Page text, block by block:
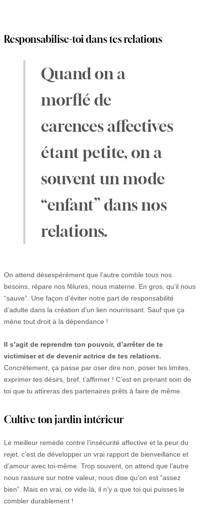
Responsabilise-toi dans tes relations
Quand on a
morflé de
carences affectives
étant petite, on a
souvent un mode
“enfant” dans nos
relations.
On attend désespérément que l’autre comble tous nos
besoins, répare nos fêlures, nous materne. En gros, qu’il nous
“sauve”. Une façon d’éviter notre part de responsabilité
d’adulte dans la création d’un lien nourrissant. Sauf que ça
mène tout droit à la dépendance !
Il s’agit de reprendre ton pouvoir, d’arrêter de te
victimiser et de devenir actrice de tes relations.
Concrètement, ça passe par oser dire non, poser tes limites,
exprimer tes désirs, bref, t’affirmer ! C’est en prenant soin de
toi que tu attireras des partenaires prêts à faire de même.
Cultive ton jardin intérieur
Le meilleur remède contre l’insécurité affective et la peur du
rejet, c’est de développer un vrai rapport de bienveillance et
d’amour avec toi-même. Trop souvent, on attend que l’autre
nous rassure sur notre valeur, nous dise qu’on est “assez
bien”. Mais en vrai, ce vide-là, il n’y a que toi qui puisses le
combler durablement !